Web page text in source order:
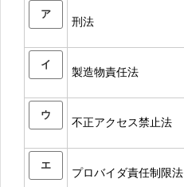
ア
刑法
イ
製造物責任法
ウ
不正アクセス禁止法
エ
プロバイダ責任制限法